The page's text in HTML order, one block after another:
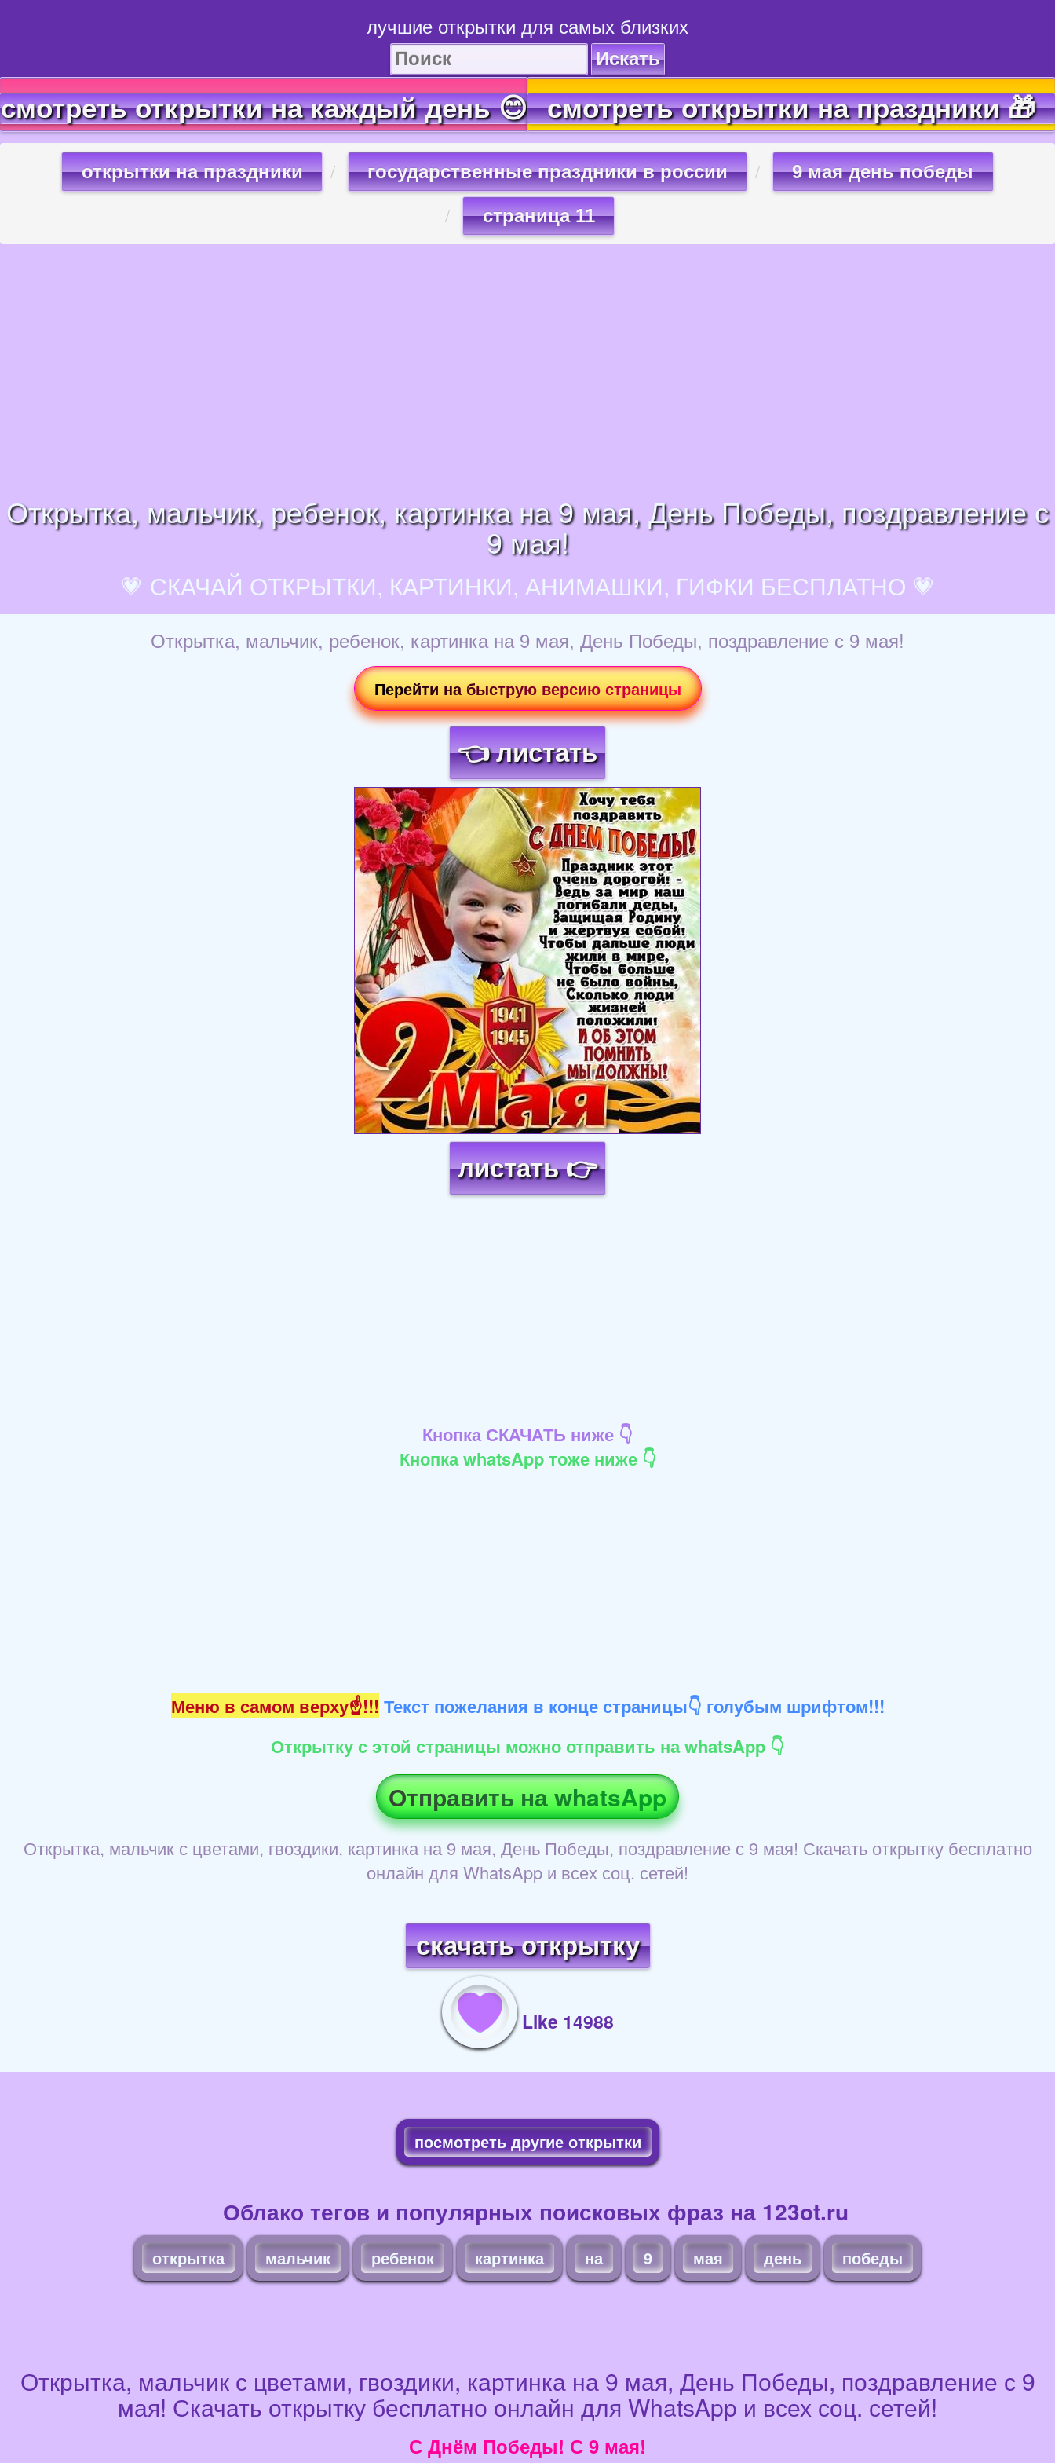
лучшие открытки для самых близких
Искать
смотреть открытки на каждый день 😊 смотреть открытки на праздники 🎁
открытки на праздники государственные праздники в россии 9 мая день победы
страница 11
Открытка, мальчик, ребенок, картинка на 9 мая, День Победы, поздравление с
9 мая!
💗 СКАЧАЙ ОТКРЫТКИ, КАРТИНКИ, АНИМАШКИ, ГИФКИ БЕСПЛАТНО 💗
Открытка, мальчик, ребенок, картинка на 9 мая, День Победы, поздравление с 9 мая!
Перейти на быструю версию страницы
👈 листать
Загрузка картинки...
листать 👉
Кнопка СКАЧАТЬ ниже 👇
Кнопка whatsApp тоже ниже 👇
Меню в самом верху☝!!! Текст пожелания в конце страницы👇 голубым шрифтом!!!
Открытку с этой страницы можно отправить на whatsApp 👇
Отправить на whatsApp
Открытка, мальчик с цветами, гвоздики, картинка на 9 мая, День Победы, поздравление с 9 мая! Скачать открытку бесплатно
онлайн для WhatsApp и всех соц. сетей!
скачать открытку
Like 14988
посмотреть другие открытки
Облако тегов и популярных поисковых фраз на 123ot.ru
открытка мальчик ребенок картинка на 9 мая день победы
Открытка, мальчик с цветами, гвоздики, картинка на 9 мая, День Победы, поздравление с 9
мая! Скачать открытку бесплатно онлайн для WhatsApp и всех соц. сетей!
С Днём Победы! С 9 мая!